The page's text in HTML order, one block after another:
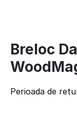
Breloc
Perioada de